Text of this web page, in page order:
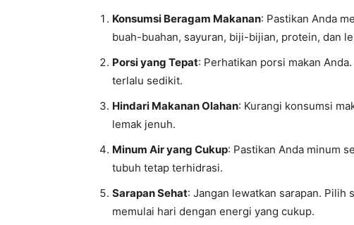
Konsumsi Beragam Makanan: Pastikan Anda
buah-buahan, sayuran, biji-bijian, protein, dan
Porsi yang Tepat: Perhatikan porsi makan
terlalu sedikit.
Hindari Makanan Olahan: Kurangi konsumsi
lemak jenuh.
Minum Air yang Cukup: Pastikan Anda minum
tubuh tetap terhidrasi.
Sarapan Sehat: Jangan lewatkan sarapan. Pilih
memulai hari dengan energi yang cukup.